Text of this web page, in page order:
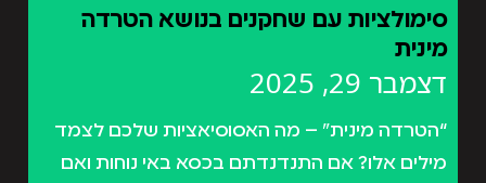
סימולציות עם שחקנים בנושא הטרדה
מינית
דצמבר 29, 2025
“הטרדה מינית” – מה האסוסיאציות שלכם לצמד
מילים אלו? אם התנדנדתם בכסא באי נוחות ואם